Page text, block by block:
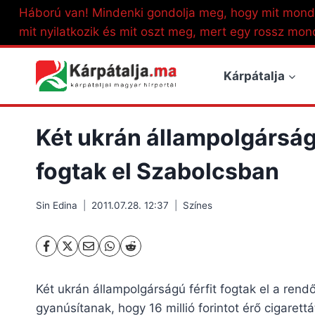
Skip
content
Háború van! Mindenki gondolja meg, hogy mit
mit nyilatkozik és mit oszt meg, mert egy rossz
Kárpátalja
Két ukrán
fogtak el Szabolcsban
Sin Edina 2011.07.28. 12:37 Színes
Két ukrán állampolgárságú férfit fogtak el a
gyanúsítanak, hogy 16 millió forintot érő